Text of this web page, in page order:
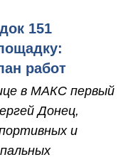
151
работ
в МАКС первый
Донец,
и